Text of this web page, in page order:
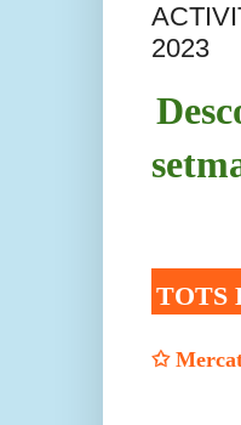
2023
TOTS
✩